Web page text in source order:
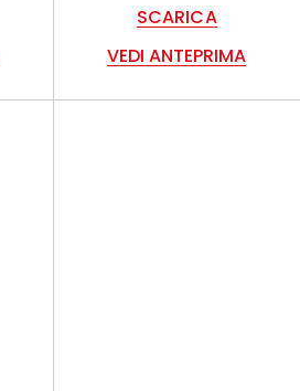
SCARICA
VEDI ANTEPRIMA